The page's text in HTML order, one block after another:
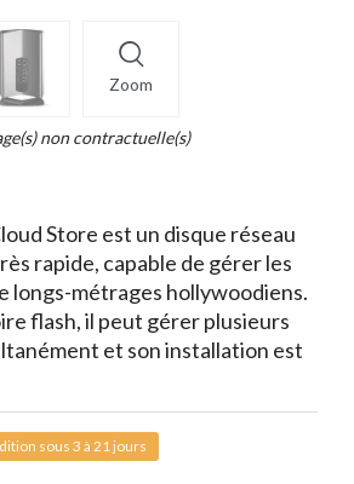
Zoom
non contractuelle(s)
Store est un disque réseau
rapide, capable de gérer les
longs-métrages hollywoodiens.
flash, il peut gérer plusieurs
et son installation est
sous 3 à 21 jours